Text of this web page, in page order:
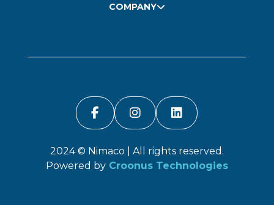
COMPANY
2024 © Nimaco | All rights reserved.
Powered by Croonus Technologies